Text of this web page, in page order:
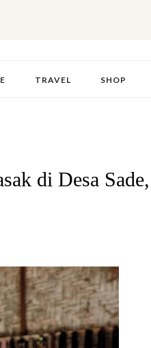
TRAVEL SHOP
di Desa Sade,